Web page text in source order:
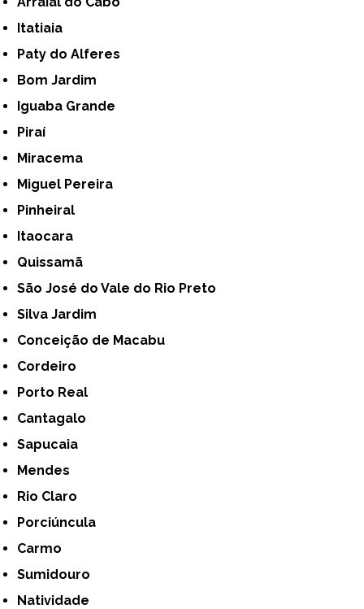
Itatiaia
Paty do Alferes
Bom Jardim
Iguaba Grande
Piraí
Miracema
Miguel Pereira
Pinheiral
Itaocara
Quissamã
São José do Vale do Rio Preto
Silva Jardim
Conceição de Macabu
Cordeiro
Porto Real
Cantagalo
Sapucaia
Mendes
Rio Claro
Porciúncula
Carmo
Sumidouro
Natividade